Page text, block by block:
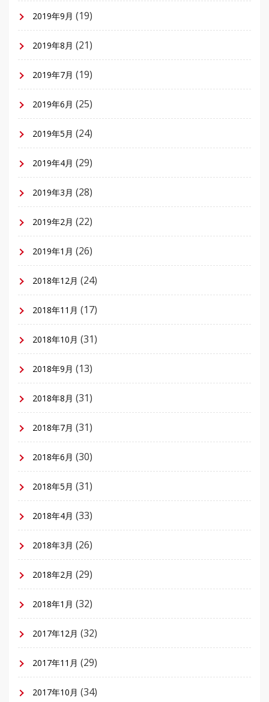
2019年9月 (19)
2019年8月 (21)
2019年7月 (19)
2019年6月 (25)
2019年5月 (24)
2019年4月 (29)
2019年3月 (28)
2019年2月 (22)
2019年1月 (26)
2018年12月 (24)
2018年11月 (17)
2018年10月 (31)
2018年9月 (13)
2018年8月 (31)
2018年7月 (31)
2018年6月 (30)
2018年5月 (31)
2018年4月 (33)
2018年3月 (26)
2018年2月 (29)
2018年1月 (32)
2017年12月 (32)
2017年11月 (29)
2017年10月 (34)